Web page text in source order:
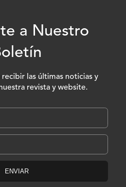
a Nuestro
las últimas noticias y
revista y website.